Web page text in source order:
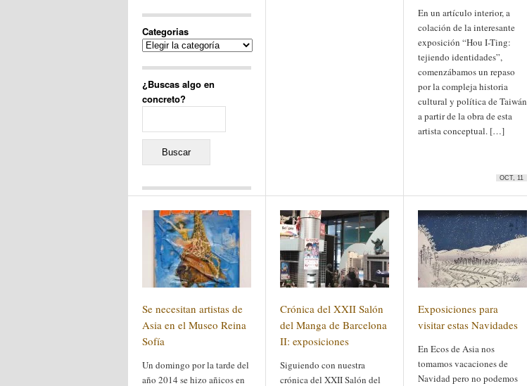
Categorias
Categorias
¿Buscas algo en
concreto?
Jacquelineen«Recuerdos
de la Alhambra» y la
reinvención de un género
Yiss en«Recuerdos de la
Alhambra» y la reinvención
de un género
Oscar Darío Rivero Gálvez
Japón conquista Okinawa
de Kutani
Name *
En un artículo interior, a
colación de la interesante
exposición “Hou I-Ting:
tejiendo identidades”,
comenzábamos un repaso
por la compleja historia
cultural y política de Taiwán
a partir de la obra de esta
artista conceptual. […]
OCT, 11
Se necesitan artistas de
Asia en el Museo Reina
Sofía
Un domingo por la tarde del
año 2014 se hizo añicos en
Crónica del XXII Salón
del Manga de Barcelona
II: exposiciones
Siguiendo con nuestra
crónica del XXII Salón del
Exposiciones para
visitar estas Navidades
En Ecos de Asia nos
tomamos vacaciones de
Navidad pero no podemos